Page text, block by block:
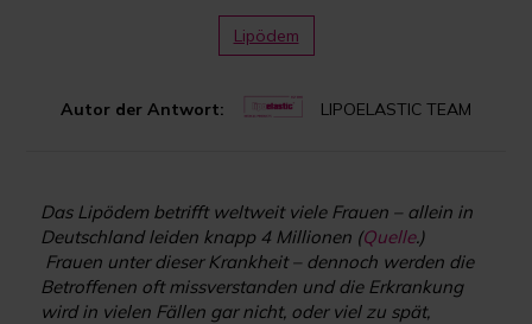
Autor der Antwort: LIPOELASTIC TEAM
Lipödem
Das Lipödem betrifft weltweit viele Frauen – allein in
Deutschland leiden knapp 4 Millionen (Quelle.)
Frauen unter dieser Krankheit – dennoch werden die
Betroffenen oft missverstanden und die Erkrankung
wird in vielen Fällen gar nicht, oder viel zu spät,